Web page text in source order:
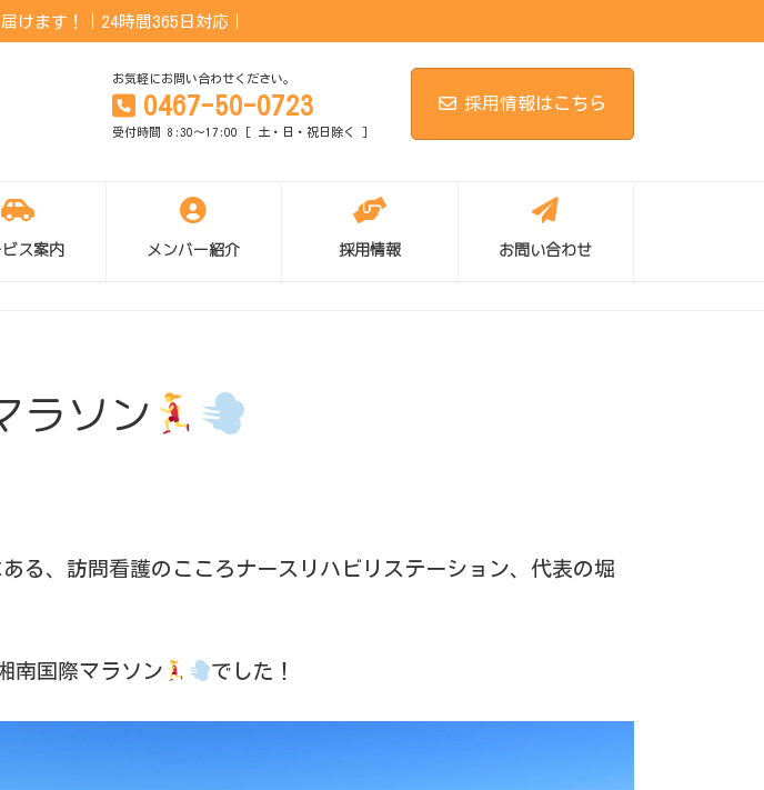
ます！｜24時間365日対応｜
お気軽にお問い合わせください。
0467-50-0723
受付時間 8:30～17:00 [ 土・日・祝日除く ]
採用情報はこちら
ス案内 メンバー紹介 採用情報 お問い合わせ
ラソン
る、訪問看護のこころナースリハビリステーション、代表の堀
南国際マラソン でした！